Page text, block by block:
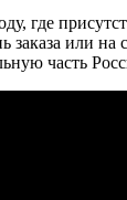
где
заказа или
часть